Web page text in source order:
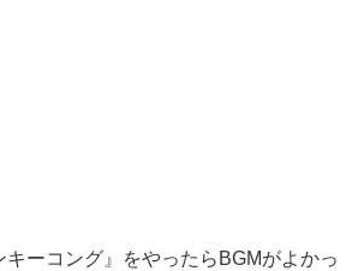
ーコング』をやったらBGMがよかっ